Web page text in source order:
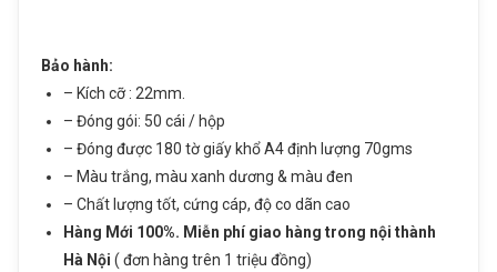
Bảo hành:
– Kích cỡ : 22mm.
– Đóng gói: 50 cái / hộp
– Đóng được 180 tờ giấy khổ A4 định lượng 70gms
– Màu trắng, màu xanh dương & màu đen
– Chất lượng tốt, cứng cáp, độ co dãn cao
Hàng Mới 100%. Miễn phí giao hàng trong nội thành
Hà Nội ( đơn hàng trên 1 triệu đồng)
Gửi thông tin